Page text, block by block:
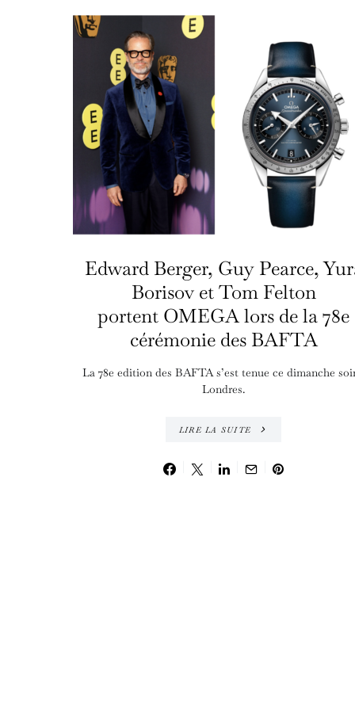
Edward Berger, Guy Pearce,
Borisov et Tom Felton
portent OMEGA lors de la 78e
cérémonie des BAFTA
La 78e edition des BAFTA s’est tenue ce dimanche
Londres.
LIRE LA SUITE